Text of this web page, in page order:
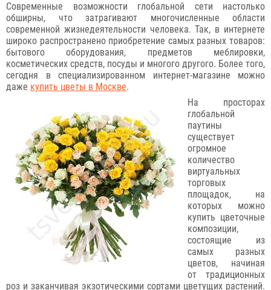
Современные возможности глобальной сети настолько
обширны, что затрагивают многочисленные области
современной жизнедеятельности человека. Так, в интернете
широко распространено приобретение самых разных товаров:
бытового оборудования, предметов меблировки,
косметических средств, посуды и многого другого. Более того,
сегодня в специализированном интернет-магазине можно
даже купить цветы в Москве.
На просторах
глобальной
паутины
существует
огромное
количество
виртуальных
торговых
площадок, на
которых можно
купить цветочные
композиции,
состоящие из
самых разных
цветов, начиная
от традиционных
роз и заканчивая экзотическими сортами цветущих растений.